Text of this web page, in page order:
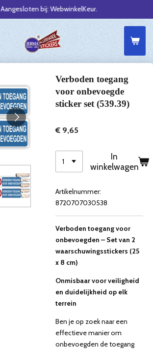
Aangesloten bij: WebwinkelKeur.
Verboden toegang
voor onbevoegde
sticker set (539.39)
€ 9,65
In
winkelwagen
Artikelnummer:
8720707030538
Verboden toegang voor
onbevoegden – Set van 2
waarschuwingsstickers (25
x 8 cm)
Onmisbaar voor veiligheid
en duidelijkheid op elk
terrein
Ben je op zoek naar een
effectieve manier om
onbevoegden de toegang